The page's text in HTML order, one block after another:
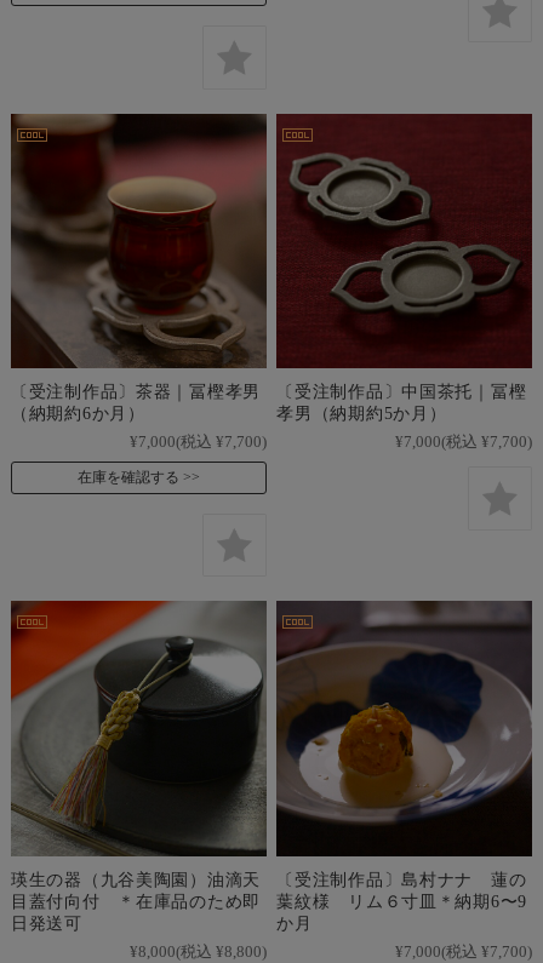
〔受注制作品〕茶器｜冨樫孝男
（納期約6か月）
¥7,000(税込 ¥7,700)
在庫を確認する
〔受注制作品〕中国茶托｜冨樫
孝男（納期約5か月）
¥7,000(税込 ¥7,700)
瑛生の器（九谷美陶園）油滴天
目蓋付向付 ＊在庫品のため即
日発送可
¥8,000(税込 ¥8,800)
〔受注制作品〕島村ナナ 蓮の
葉紋様 リム６寸皿＊納期6〜9
か月
¥7,000(税込 ¥7,700)